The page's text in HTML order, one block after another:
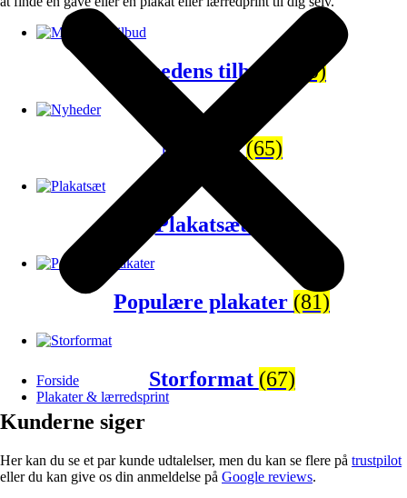
Forside
Plakater & lærredsprint
Månedens tilbud (120)
Nyheder(65)
Plakatsæt
Populære plakater (81)
Storformat (67)
Kunderne siger
Her kan du se et par kunde udtalelser, men du kan se flere på trustpilot
eller du kan give os din anmeldelse på Google reviews.